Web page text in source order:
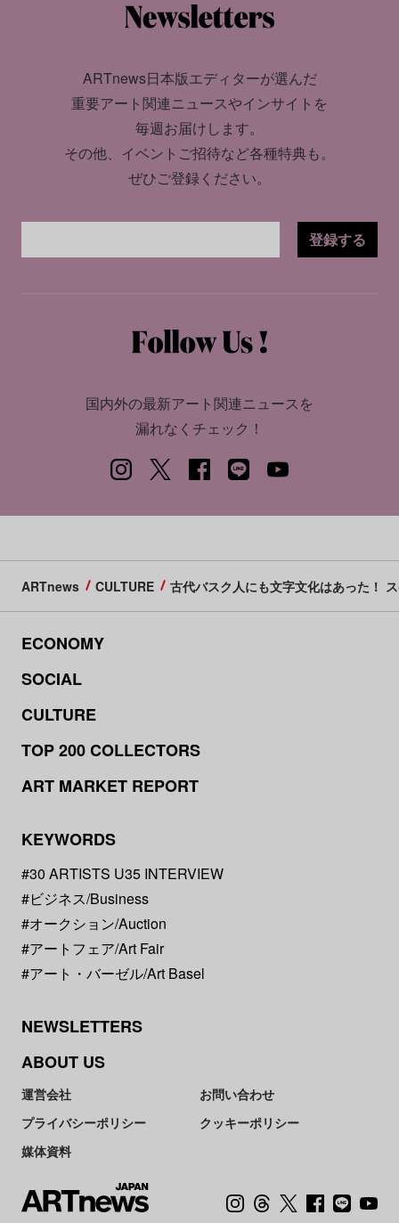
ARTnews日本版エディターが選んだ
重要アート関連ニュースやインサイトを
毎週お届けします。
その他、イベントご招待など各種特典も。
ぜひご登録ください。
登録する
国内外の最新アート関連ニュースを
漏れなくチェック！
ARTnews CULTURE 古代バスク人にも文字文化はあった！
ECONOMY
SOCIAL
CULTURE
TOP 200 COLLECTORS
ART MARKET REPORT
KEYWORDS
#30 ARTISTS U35 INTERVIEW
#ビジネス/Business
#オークション/Auction
#アートフェア/Art Fair
#アート・バーゼル/Art Basel
NEWSLETTERS
ABOUT US
運営会社
お問い合わせ
プライバシーポリシー
クッキーポリシー
媒体資料